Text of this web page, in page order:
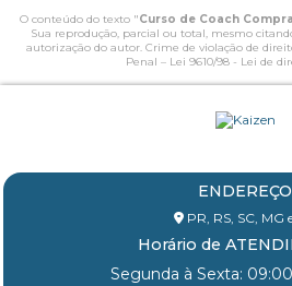
O conteúdo do texto "Curso de Coach
Sua reprodução, parcial ou total, mesmo
autorização do autor. Crime de violação de
Penal – Lei 9610/98 - Lei de
ENDEREÇO
PR, RS, SC, MG
Horário de
Segunda à Sexta: